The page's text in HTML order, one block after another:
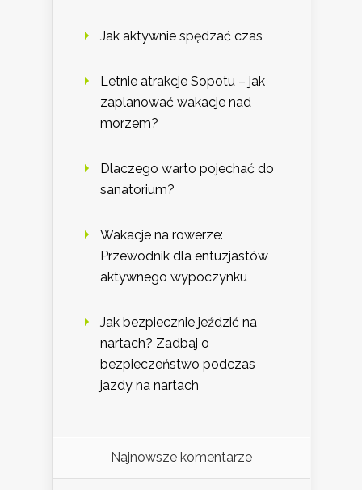
Jak aktywnie spędzać czas
Letnie atrakcje Sopotu – jak
zaplanować wakacje nad
morzem?
Dlaczego warto pojechać do
sanatorium?
Wakacje na rowerze:
Przewodnik dla entuzjastów
aktywnego wypoczynku
Jak bezpiecznie jeździć na
nartach? Zadbaj o
bezpieczeństwo podczas
jazdy na nartach
Najnowsze komentarze